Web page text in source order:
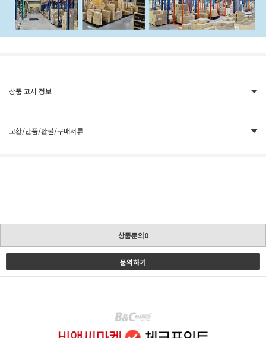
상품 고시 정보
교환/반품/환불/구매서류
상품문의0
문의하기